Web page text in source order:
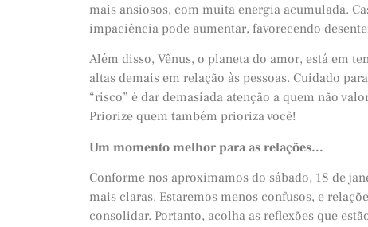
mais ansiosos, com muita energia acumulada.
impaciência pode aumentar, favorecendo
Além disso, Vênus, o planeta do amor, está em
altas demais em relação às pessoas. Cuidado
“risco” é dar demasiada atenção a quem não
Priorize quem também prioriza você!
Um momento melhor para as relações…
Conforme nos aproximamos do sábado, 18 de
mais claras. Estaremos menos confusos, e
consolidar. Portanto, acolha as reflexões que